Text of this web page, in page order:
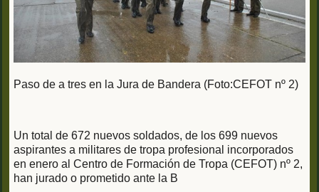
Paso de a tres en la Jura de Bandera (Foto:CEFOT nº 2)
Un total de 672 nuevos soldados, de los 699 nuevos
aspirantes a militares de tropa profesional incorporados
en enero al Centro de Formación de Tropa (CEFOT) nº 2,
han jurado o prometido ante la B